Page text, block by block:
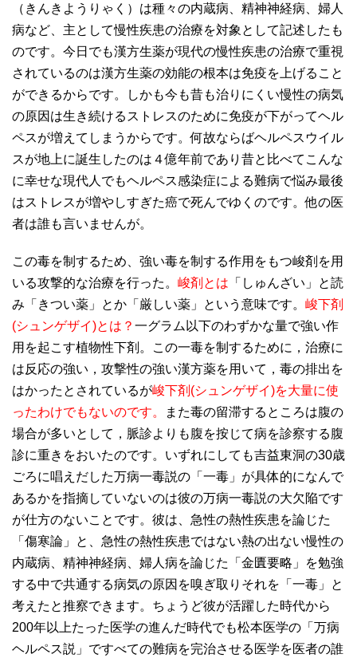
（きんきようりゃく）は種々の内蔵病、精神神経病、婦人
病など、主として慢性疾患の治療を対象として記述したも
のです。今日でも漢方生薬が現代の慢性疾患の治療で重視
されているのは漢方生薬の効能の根本は免疫を上げること
ができるからです。しかも今も昔も治りにくい慢性の病気
の原因は生き続けるストレスのために免疫が下がってヘル
ペスが増えてしまうからです。何故ならばヘルペスウイル
スが地上に誕生したのは４億年前であり昔と比べてこんな
に幸せな現代人でもヘルペス感染症による難病で悩み最後
はストレスが増やしすぎた癌で死んでゆくのです。他の医
者は誰も言いませんが。
この毒を制するため、強い毒を制する作用をもつ峻剤を用
いる攻撃的な治療を行った。 峻剤とは 「しゅんざい」と読
み「きつい薬」とか「厳しい薬」という意味です。 峻下剤
(シュンゲザイ)とは？ 一グラム以下のわずかな量で強い作
用を起こす植物性下剤。この一毒を制するために，治療に
は反応の強い，攻撃性の強い漢方薬を用いて，毒の排出を
はかったとされているが峻下剤(シュンゲザイ)を大量に使
ったわけでもないのです。
また毒の留滞するところは腹の
場合が多いとして，脈診よりも腹を按じて病を診察する腹
診に重きをおいたのです。いずれにしても吉益東洞の30歳
ごろに唱えだした万病一毒説の「一毒」が具体的になんで
あるかを指摘していないのは彼の万病一毒説の大欠陥です
が仕方のないことです。彼は、急性の熱性疾患を論じた
「傷寒論」と、急性の熱性疾患ではない熱の出ない慢性の
内蔵病、精神神経病、婦人病を論じた「金匱要略」を勉強
する中で共通する病気の原因を嗅ぎ取りそれを「一毒」と
考えたと推察できます。ちょうど彼が活躍した時代から
200年以上たった医学の進んだ時代でも松本医学の「万病
ヘルペス説」ですべての難病を完治させる医学を医者の誰